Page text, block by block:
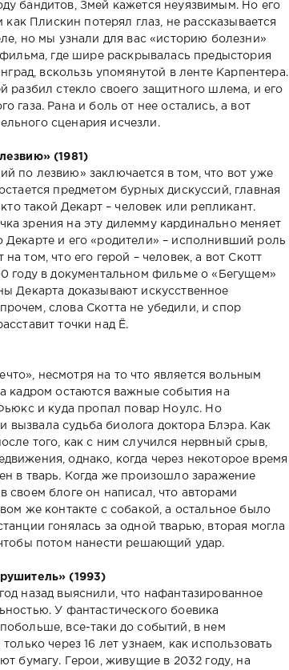
бандитов, Змей кажется неуязвимым. Но его
Плискин потерял глаз, не рассказывается
но мы узнали для вас «историю болезни»
где шире раскрывалась предыстория
вскользь упомянутой в ленте Карпентера.
разбил стекло своего защитного шлема, и его
газа. Рана и боль от нее остались, а вот
сценария исчезли.
(1981)
по лезвию» заключается в том, что вот уже
предметом бурных дискуссий, главная
такой Декарт – человек или репликант.
зрения на эту дилемму кардинально меняет
и его «родители» – исполнивший роль
том, что его герой – человек, а вот Скотт
году в документальном фильме о «Бегущем»
Декарта доказывают искусственное
слова Скотта не убедили, и спор
точки над Ё.
несмотря на то что является вольным
кадром остаются важные события на
и куда пропал повар Ноулс. Но
судьба биолога доктора Блэра. Как
того, как с ним случился нервный срыв,
однако, когда через некоторое время
в тварь. Когда же произошло заражение
блоге он написал, что авторами
же контакте с собакой, а остальное было
гонялась за одной тварью, вторая могла
потом нанести решающий удар.
(1993)
назад выяснили, что нафантазированное
У фантастического боевика
все-таки до событий, в нем
через 16 лет узнаем, как использовать
бумагу. Герои, живущие в 2032 году, на